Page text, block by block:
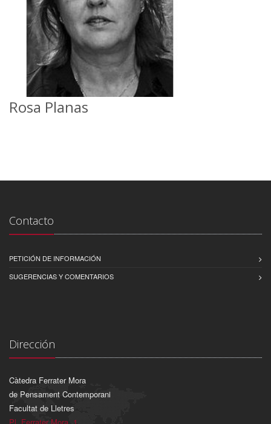
Rosa Planas
Contacto
PETICIÓN DE INFORMACIÓN
SUGERENCIAS Y COMENTARIOS
Dirección
Càtedra Ferrater Mora
de Pensament Contemporani
Facultat de Lletres